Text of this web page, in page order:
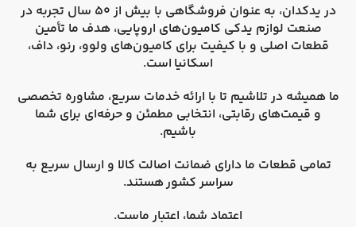
در یدکدان
، به عنوان فروشگاهی با بیش از 50 سال تجربه در
صنعت لوازم یدکی کامیون‌های اروپایی، هدف ما تأمین
قطعات اصلی و با کیفیت برای کامیون‌های ولوو، رنو، داف،
اسکانیا است.
ما همیشه در تلاشیم تا با ارائه خدمات سریع، مشاوره تخصصی
و قیمت‌های رقابتی، انتخابی مطمئن و حرفه‌ای برای شما
باشیم.
تمامی قطعات ما دارای ضمانت اصالت کالا و ارسال سریع به
سراسر کشورهستند.
اعتماد شما، اعتبار ماست.